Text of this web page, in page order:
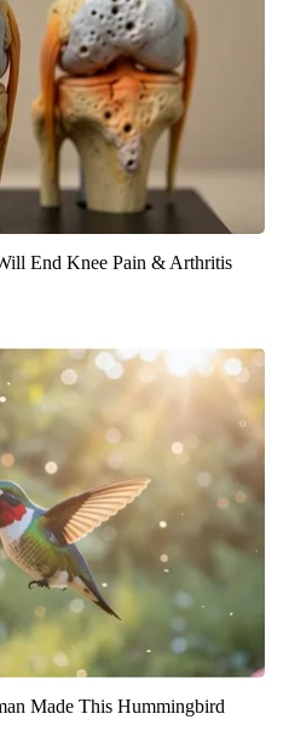
End Knee Pain & Arthritis
Made This Hummingbird